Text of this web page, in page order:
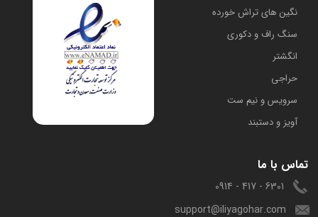
​نگین های تراش خورده
سنگ راف و دکوری
انگشتر
حراجی
سرویس و نیم ست
آویز و دستبند
تماس با ما
6301 - 417 - 0914
support@iliyagohar.com